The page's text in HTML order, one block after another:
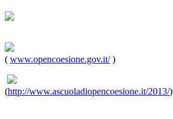
( www.opencoesione.gov.it/)
(http://www.ascuoladiopencoesione.it/2013/)